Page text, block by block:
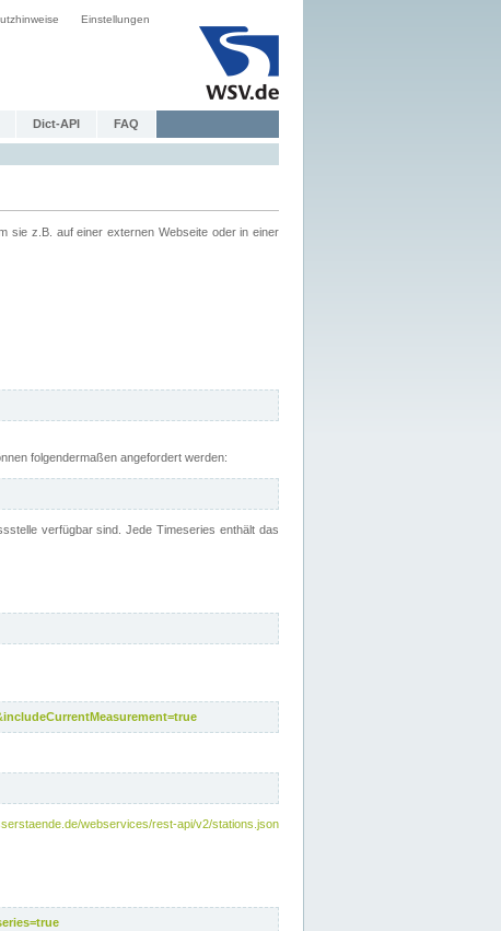
Einstellungen
Dict-API FAQ
sie z.B. auf einer externen Webseite oder in einer
folgendermaßen angefordert werden:
verfügbar sind. Jede Timeseries enthält das
webservices/rest-api/v2/stations.json